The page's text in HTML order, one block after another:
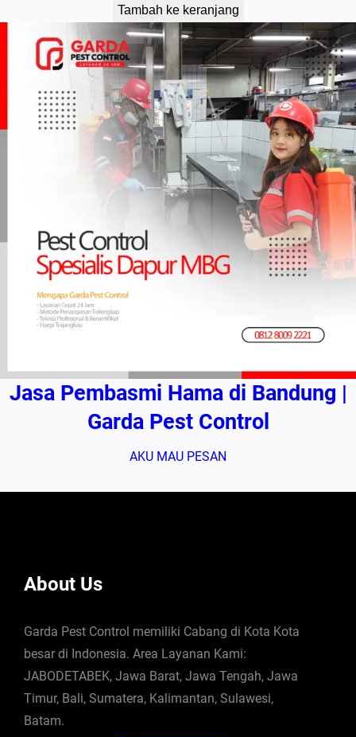
Tambah ke keranjang
Jasa Pembasmi Hama di Bandung |
Garda Pest Control
AKU MAU PESAN
About Us
Garda Pest Control memiliki Cabang di Kota Kota
besar di Indonesia. Area Layanan Kami:
JABODETABEK, Jawa Barat, Jawa Tengah, Jawa
Timur, Bali, Sumatera, Kalimantan, Sulawesi,
Batam.